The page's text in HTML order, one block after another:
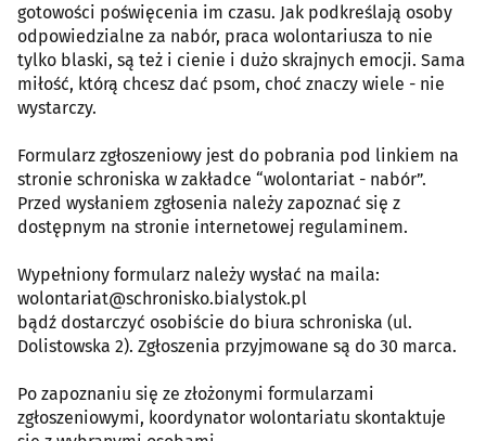
gotowości poświęcenia im czasu. Jak podkreślają osoby
odpowiedzialne za nabór, praca wolontariusza to nie
tylko blaski, są też i cienie i dużo skrajnych emocji. Sama
miłość, którą chcesz dać psom, choć znaczy wiele - nie
wystarczy.
Formularz zgłoszeniowy jest do pobrania pod linkiem na
stronie schroniska w zakładce “wolontariat - nabór”.
Przed wysłaniem zgłosenia należy zapoznać się z
dostępnym na stronie internetowej regulaminem.
Wypełniony formularz należy wysłać na maila:
wolontariat@schronisko.bialystok.pl
bądź dostarczyć osobiście do biura schroniska (ul.
Dolistowska 2). Zgłoszenia przyjmowane są do 30 marca.
Po zapoznaniu się ze złożonymi formularzami
zgłoszeniowymi, koordynator wolontariatu skontaktuje